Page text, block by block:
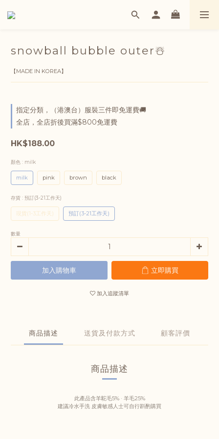
snowball bubble outer☃️
【MADE IN KOREA】
指定分類，（港澳台）服裝三件即免運費🚚
全店，全店折後買滿$800免運費
HK$188.00
顏色 : milk
milk pink brown black
存貨 : 預訂(3-21工作天)
現貨(1-3工作天) 預訂(3-21工作天)
數量
加入購物車 立即購買
加入追蹤清單
商品描述 送貨及付款方式 顧客評價
商品描述
此產品含羊駝毛5% · 羊毛25%
建議冷水手洗 皮膚敏感人士可自行斟酌購買